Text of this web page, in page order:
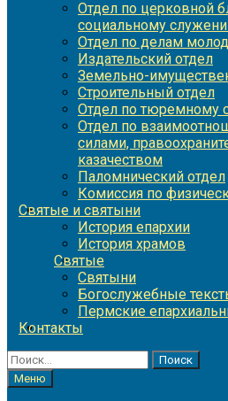
Отдел по церковной
социальному
Отдел по делам
Издательский отдел
Земельно-
Строительный отдел
Отдел по тюремному
Отдел по
силами,
казачеством
Паломнический отдел
Комиссия по
Святые и святыни
История епархии
История храмов
Святые
Святыни
Богослужебные
Пермские
Контакты
Найти:
Меню